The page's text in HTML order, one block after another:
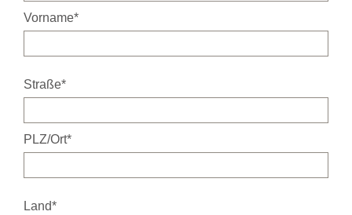
Vorname*
Straße*
PLZ/Ort*
Land*